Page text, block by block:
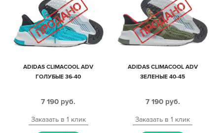
ADIDAS CLIMACOOL ADV
ГОЛУБЫЕ 36-40
7 190 руб.
Заказать в 1 клик
ADIDAS CLIMACOOL ADV
ЗЕЛЕНЫЕ 40-45
7 190 руб.
Заказать в 1 клик